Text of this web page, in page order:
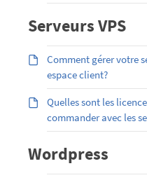
Serveurs VPS
Comment gérer votre
espace client?
Quelles sont les
commander avec les
Wordpress